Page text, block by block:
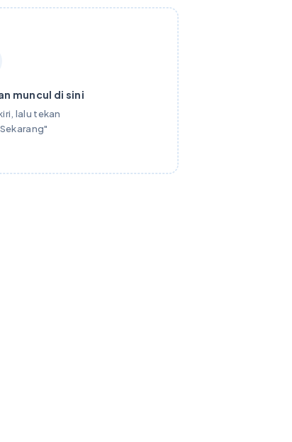
muncul di sini
lalu tekan